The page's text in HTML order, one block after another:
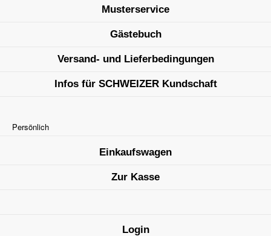
Musterservice
Gästebuch
Versand- und Lieferbedingungen
Infos für SCHWEIZER Kundschaft
Persönlich
Einkaufswagen
Zur Kasse
Login